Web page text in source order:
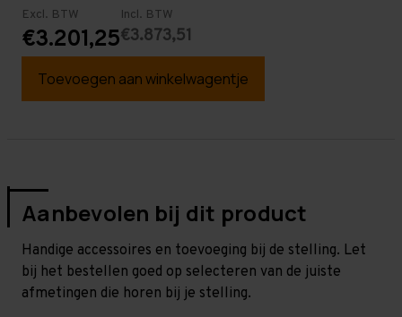
Excl. BTW
€3.201,25
Incl. BTW
€3.873,51
Toevoegen aan winkelwagentje
Aanbevolen bij dit product
Handige accessoires en toevoeging bij de stelling. Let
bij het bestellen goed op selecteren van de juiste
afmetingen die horen bij je stelling.